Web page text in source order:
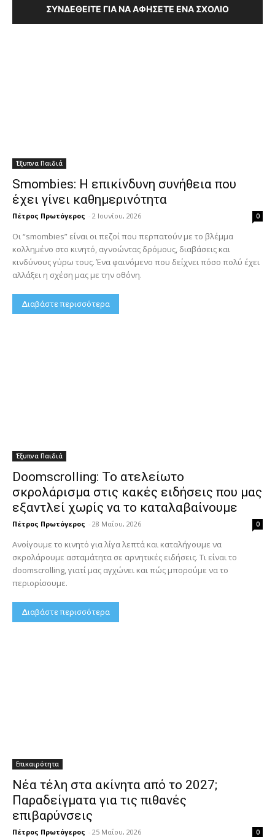
ΣΥΝΔΕΘΕΊΤΕ ΓΙΑ ΝΑ ΑΦΉΣΕΤΕ ΈΝΑ ΣΧΌΛΙΟ
Έξυπνα Παιδιά
Smombies: Η επικίνδυνη συνήθεια που
έχει γίνει καθημερινότητα
Πέτρος Πρωτόγερος - 2 Ιουνίου, 2026 0
Οι “smombies” είναι οι πεζοί που περπατούν με το βλέμμα
κολλημένο στο κινητό, αγνοώντας δρόμους, διαβάσεις και
κινδύνους γύρω τους. Ένα φαινόμενο που δείχνει πόσο πολύ έχει
αλλάξει η σχέση μας με την οθόνη.
Διαβάστε περισσότερα
Έξυπνα Παιδιά
Doomscrolling: Το ατελείωτο
σκρολάρισμα στις κακές ειδήσεις που μας
εξαντλεί χωρίς να το καταλαβαίνουμε
Πέτρος Πρωτόγερος - 28 Μαΐου, 2026 0
Ανοίγουμε το κινητό για λίγα λεπτά και καταλήγουμε να
σκρολάρουμε ασταμάτητα σε αρνητικές ειδήσεις. Τι είναι το
doomscrolling, γιατί μας αγχώνει και πώς μπορούμε να το
περιορίσουμε.
Διαβάστε περισσότερα
Επικαιρότητα
Νέα τέλη στα ακίνητα από το 2027;
Παραδείγματα για τις πιθανές
επιβαρύνσεις
Πέτρος Πρωτόγερος - 25 Μαΐου, 2026 0